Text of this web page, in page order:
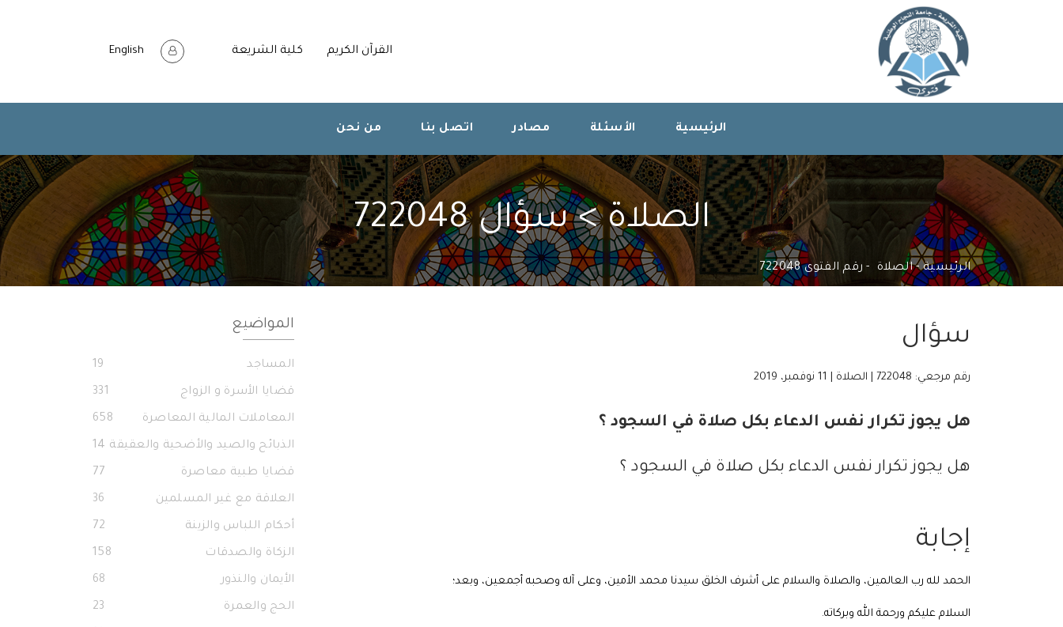
القرآن الكريم كلية الشريعة English
الرئيسية الأسئلة مصادر اتصل بنا من نحن
الصلاة > سؤال 722048
الرئيسية الصلاة رقم الفتوى 722048
سؤال
رقم مرجعي: 722048 | الصلاة | 11 نوفمبر، 2019
هل يجوز تكرار نفس الدعاء بكل صلاة في السجود ؟
هل يجوز تكرار نفس الدعاء بكل صلاة في السجود ؟
إجابة
الحمد لله رب العالمين، والصلاة والسلام على أشرف الخلق سيدنا محمد الأمين، وعلى آله وصحبه أجمعين، وبعد؛
السلام عليكم ورحمة الله وبركاته.
المواضيع
المساجد 19
قضايا الأسرة و الزواج 331
المعاملات المالية المعاصرة 658
الذبائح والصيد والأضحية والعقيقة 14
قضايا طبية معاصرة 77
العلاقة مع غير المسلمين 36
أحكام اللباس والزينة 72
الزكاة والصدقات 158
الأيمان والنذور 68
الحج والعمرة 23